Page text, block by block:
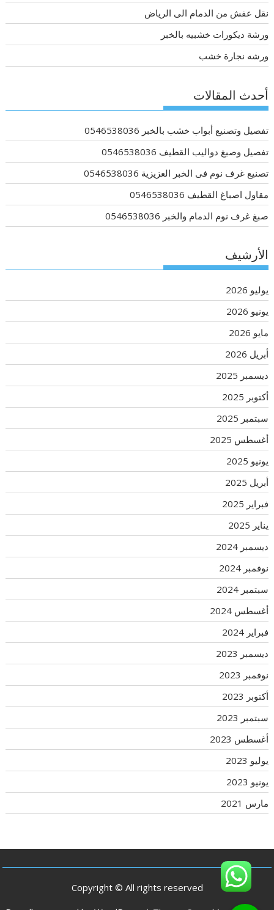
نقل عفش من الدمام الى الرياض
ورشة ديكورات خشبيه بالخبر
ورشه نجارة خشب
أحدث المقالات
تفصيل وتصنيع أبواب خشب بالخبر 0546538036
تفصيل وصبغ دواليب القطيف 0546538036
تصنيع غرف نوم فى الخبر العزيزية 0546538036
مقاول اصباغ القطيف 0546538036
صبغ غرف نوم الدمام والخبر 0546538036
الأرشيف
يوليو 2026
يونيو 2026
مايو 2026
أبريل 2026
ديسمبر 2025
أكتوبر 2025
سبتمبر 2025
أغسطس 2025
يونيو 2025
أبريل 2025
فبراير 2025
يناير 2025
ديسمبر 2024
نوفمبر 2024
سبتمبر 2024
أغسطس 2024
فبراير 2024
ديسمبر 2023
نوفمبر 2023
أكتوبر 2023
سبتمبر 2023
أغسطس 2023
يوليو 2023
يونيو 2023
مارس 2021
Copyright © All rights reserved